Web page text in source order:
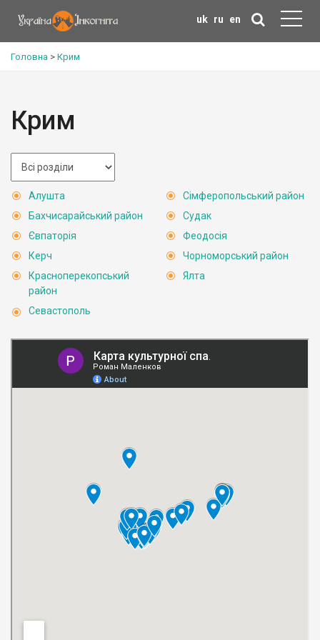
uk ru en
Головна > Крим
Крим
Алушта
Бахчисарайський район
Євпаторія
Керч
Красноперекопський
район
Севастополь
Сімферопольський район
Судак
Феодосія
Чорноморський район
Ялта